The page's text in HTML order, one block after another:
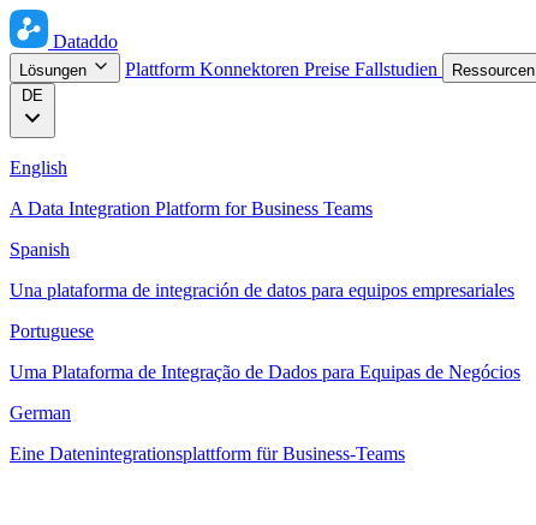
Dataddo
Lösungen Plattform Konnektoren Preise Fallstudien
Ressourcen
DE
English
A Data Integration Platform for Business Teams
Spanish
Una plataforma de integración de datos para equipos empresariales
Portuguese
Uma Plataforma de Integração de Dados para Equipas de Negócios
German
Eine Datenintegrationsplattform für Business-Teams